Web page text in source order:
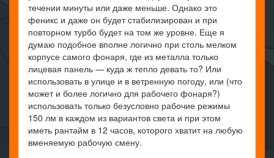
течении минуты или даже меньше. Однако это
феникс и даже он будет стабилизирован и при
повторном турбо будет на том же уровне. Еще я
думаю подобное вполне логично при столь мелком
корпусе самого фонаря, где из металла только
лицевая панель — куда ж тепло девать то? Или
использовать в улице и в ветренную погоду, или (что
может и более логично для рабочего фонаря?)
использовать только безусловно рабочие режимы
150 лм в каждом из вариантов света и при этом
иметь рантайм в 12 часов, которого хватит на любую
вменяемую рабочую смену.